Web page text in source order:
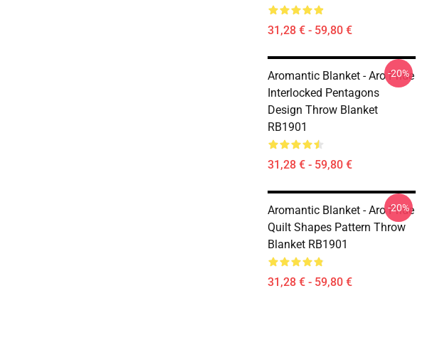
31,28 € - 59,80 €
Aromantic Blanket - Aro Pride
Interlocked Pentagons
Design Throw Blanket
RB1901
31,28 € - 59,80 €
-20%
Aromantic Blanket - Aro Pride
Quilt Shapes Pattern Throw
Blanket RB1901
31,28 € - 59,80 €
-20%